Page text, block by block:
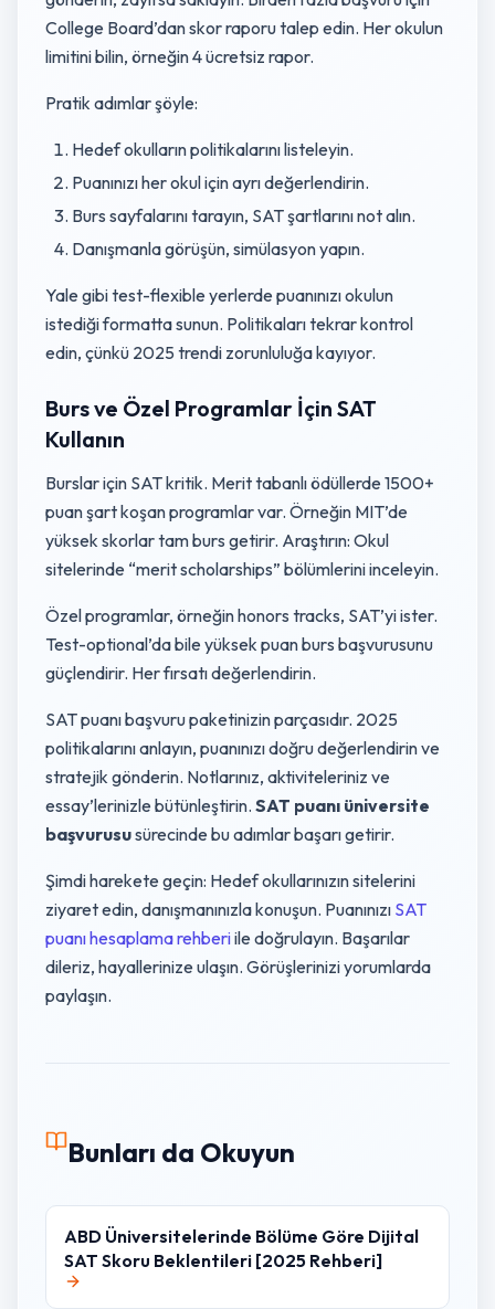
College Board’dan skor raporu talep edin. Her okulun
limitini bilin, örneğin 4 ücretsiz rapor.
Pratik adımlar şöyle:
Hedef okulların politikalarını listeleyin.
Puanınızı her okul için ayrı değerlendirin.
Burs sayfalarını tarayın, SAT şartlarını not alın.
Danışmanla görüşün, simülasyon yapın.
Yale gibi test-flexible yerlerde puanınızı okulun
istediği formatta sunun. Politikaları tekrar kontrol
edin, çünkü 2025 trendi zorunluluğa kayıyor.
Burs ve Özel Programlar İçin SAT
Kullanın
Burslar için SAT kritik. Merit tabanlı ödüllerde 1500+
puan şart koşan programlar var. Örneğin MIT’de
yüksek skorlar tam burs getirir. Araştırın: Okul
sitelerinde “merit scholarships” bölümlerini inceleyin.
Özel programlar, örneğin honors tracks, SAT’yi ister.
Test-optional’da bile yüksek puan burs başvurusunu
güçlendirir. Her fırsatı değerlendirin.
SAT puanı başvuru paketinizin parçasıdır. 2025
politikalarını anlayın, puanınızı doğru değerlendirin ve
stratejik gönderin. Notlarınız, aktiviteleriniz ve
essay’lerinizle bütünleştirin. SAT puanı üniversite
başvurususürecinde bu adımlar başarı getirir.
Şimdi harekete geçin: Hedef okullarınızın sitelerini
ziyaret edin, danışmanınızla konuşun. Puanınızı SAT
puanı hesaplama rehberiile doğrulayın. Başarılar
dileriz, hayallerinize ulaşın. Görüşlerinizi yorumlarda
paylaşın.
Bunları da Okuyun
ABD Üniversitelerinde Bölüme Göre Dijital
SAT Skoru Beklentileri [2025 Rehberi]